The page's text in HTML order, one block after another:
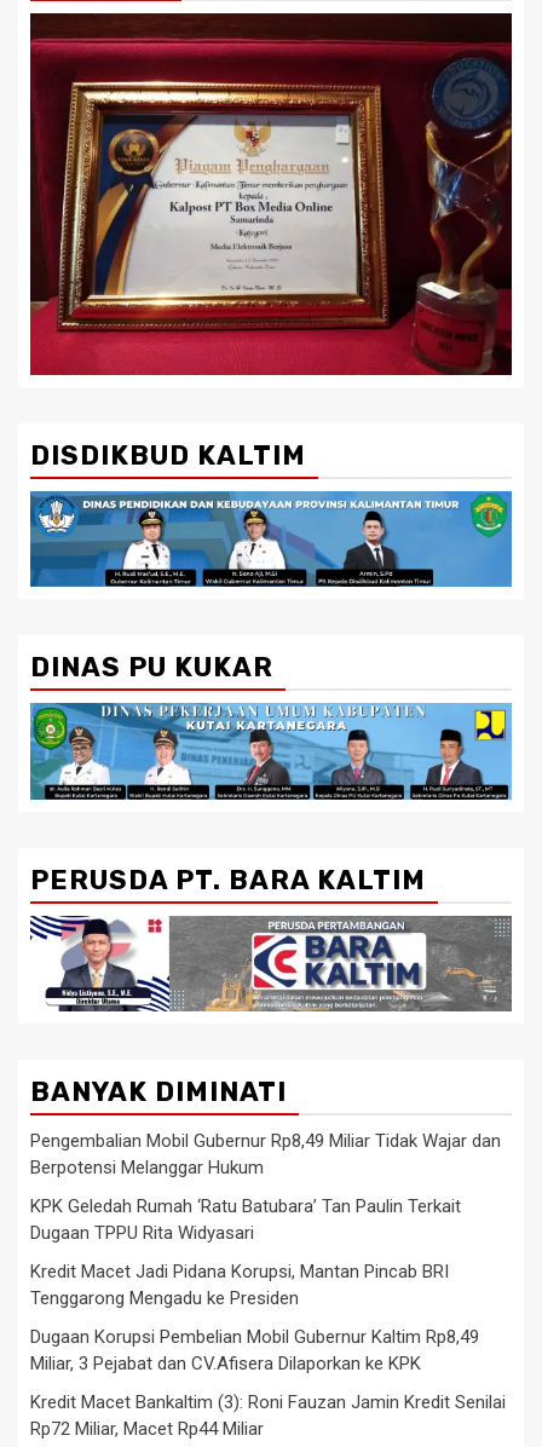
DISDIKBUD KALTIM
DINAS PU KUKAR
PERUSDA PT. BARA KALTIM
BANYAK DIMINATI
Pengembalian Mobil Gubernur Rp8,49 Miliar Tidak Wajar dan
Berpotensi Melanggar Hukum
KPK Geledah Rumah ‘Ratu Batubara’ Tan Paulin Terkait
Dugaan TPPU Rita Widyasari
Kredit Macet Jadi Pidana Korupsi, Mantan Pincab BRI
Tenggarong Mengadu ke Presiden
Dugaan Korupsi Pembelian Mobil Gubernur Kaltim Rp8,49
Miliar, 3 Pejabat dan CV.Afisera Dilaporkan ke KPK
Kredit Macet Bankaltim (3): Roni Fauzan Jamin Kredit Senilai
Rp72 Miliar, Macet Rp44 Miliar